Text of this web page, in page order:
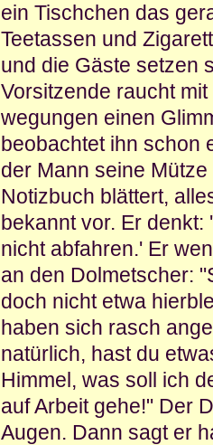
ein Tisch­chen das
Teetassen und
und die Gäste setzen
Vorsitzende raucht
wegungen einen
beobachtet ihn schon
der Mann seine
Notizbuch blättert,
bekannt vor. Er denkt:
nicht abfahren.' Er
an den Dolmetscher:
doch nicht etwa
haben sich rasch
natürlich, hast du
Himmel, was soll ich
auf Arbeit gehe!" Der
Augen. Dann sagt er